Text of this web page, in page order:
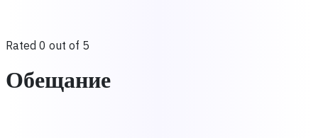
Rated 0 out of 5
Обещание